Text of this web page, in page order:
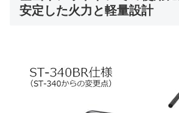
安定した火力と軽量設計